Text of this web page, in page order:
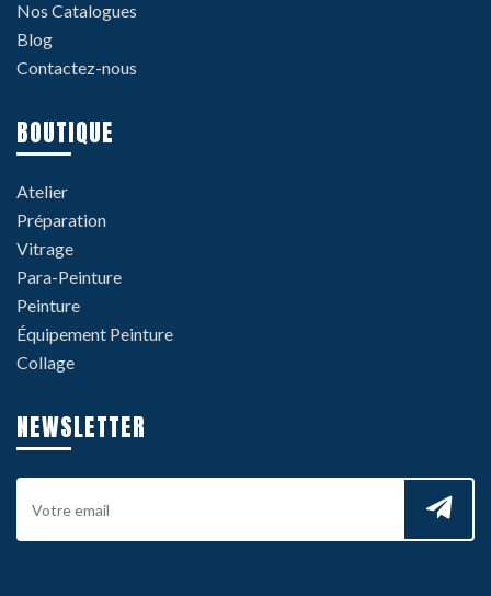
Nos Catalogues
Blog
Contactez-nous
BOUTIQUE
Atelier
Préparation
Vitrage
Para-Peinture
Peinture
Équipement Peinture
Collage
NEWSLETTER